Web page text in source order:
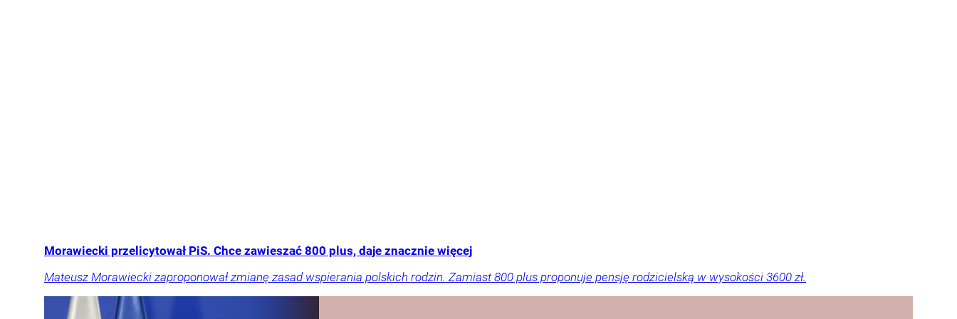
Morawiecki przelicytował PiS. Chce zawieszać 800 plus, daje znacznie więcej
Mateusz Morawiecki zaproponował zmianę zasad wspierania polskich rodzin. Zamiast 800 plus proponuje pensję rodzicielską w wysokości 3600 zł.